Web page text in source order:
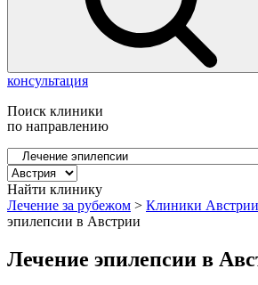
консультация
Поиск клиники
по направлению
Найти клинику
Лечение за рубежом > Клиники Австрии
эпилепсии в Австрии
Лечение эпилепсии в